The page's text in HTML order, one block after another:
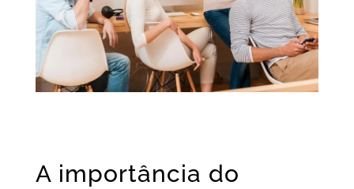
A importância do